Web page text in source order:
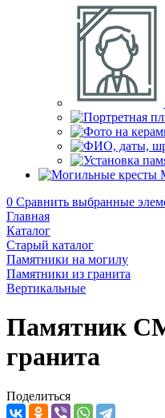
0 Сравнить выбранные
Главная
Каталог
Старый каталог
Памятники на могилу
Памятники из гранита
Вертикальные
Памятник
гранита
Поделиться